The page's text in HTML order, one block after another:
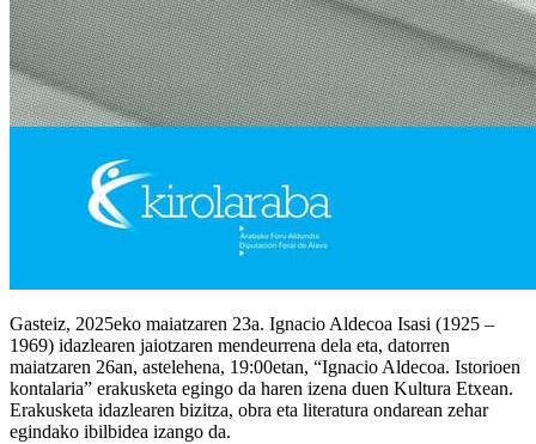
Gasteiz, 2025eko maiatzaren 23a. Ignacio Aldecoa Isasi (1925 –
1969) idazlearen jaiotzaren mendeurrena dela eta, datorren
maiatzaren 26an, astelehena, 19:00etan, “Ignacio Aldecoa. Istorioen
kontalaria” erakusketa egingo da haren izena duen Kultura Etxean.
Erakusketa idazlearen bizitza, obra eta literatura ondarean zehar
egindako ibilbidea izango da.